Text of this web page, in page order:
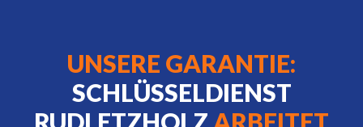
UNSERE GARANTIE:
SCHLÜSSELDIENST